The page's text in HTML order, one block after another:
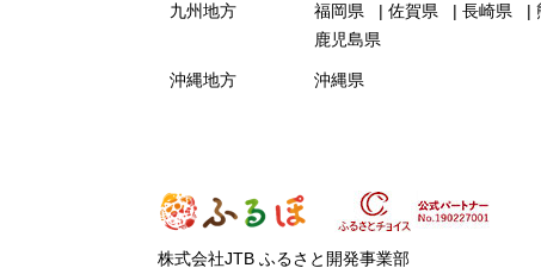
九州地方 福岡県 佐賀県 長崎県
鹿児島県
沖縄地方 沖縄県
株式会社JTB ふるさと開発事業部